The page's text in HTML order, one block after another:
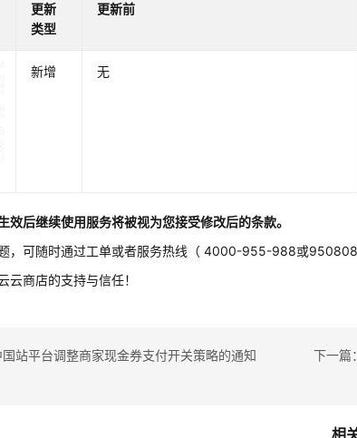
更新
类型
更新前
新增 无
效后继续使用服务将被视为您接受修改后的条款。
，可随时通过工单或者服务热线（ 4000-955-988或950808
云商店的支持与信任！
国站平台调整商家现金券支付开关策略的通知
相